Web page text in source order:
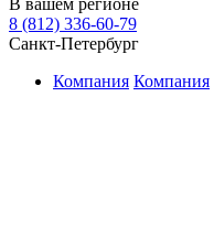
В вашем регионе
8 (812) 336-60-79
Санкт-Петербург
Компания Компания